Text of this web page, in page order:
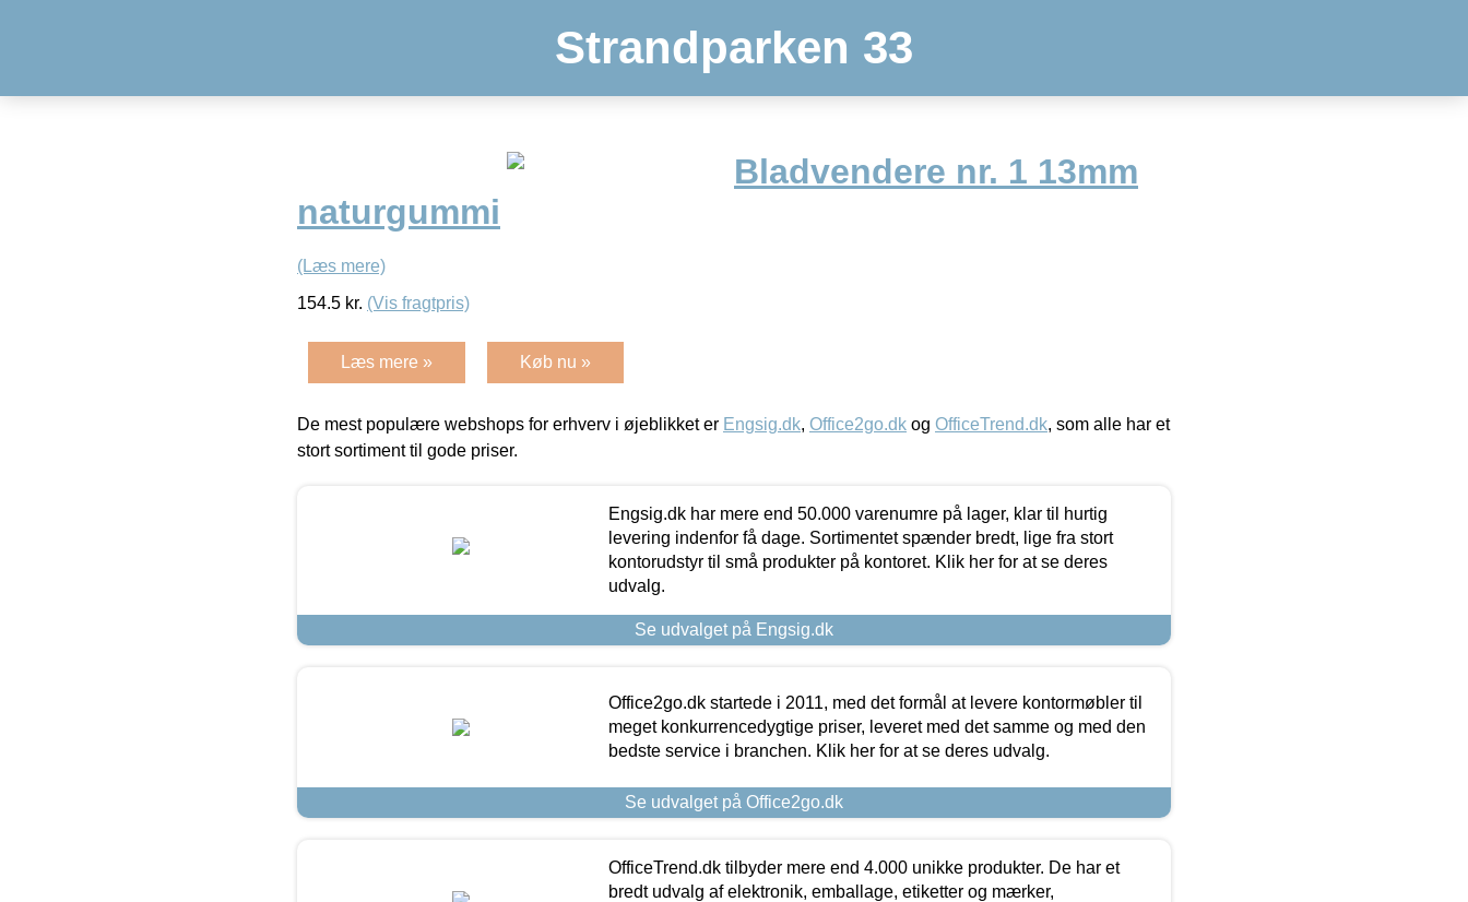
Strandparken 33
Bladvendere nr. 1 13mm
naturgummi
(Læs mere)
154.5 kr. (Vis fragtpris)
Læs mere » Køb nu »
De mest populære webshops for erhverv i øjeblikket er Engsig.dk, Office2go.dk og OfficeTrend.dk, som alle har et
stort sortiment til gode priser.
Engsig.dk har mere end 50.000 varenumre på lager, klar til hurtig
levering indenfor få dage. Sortimentet spænder bredt, lige fra stort
kontorudstyr til små produkter på kontoret. Klik her for at se deres
udvalg.
Se udvalget på Engsig.dk
Office2go.dk startede i 2011, med det formål at levere kontormøbler til
meget konkurrencedygtige priser, leveret med det samme og med den
bedste service i branchen. Klik her for at se deres udvalg.
Se udvalget på Office2go.dk
OfficeTrend.dk tilbyder mere end 4.000 unikke produkter. De har et
bredt udvalg af elektronik, emballage, etiketter og mærker,